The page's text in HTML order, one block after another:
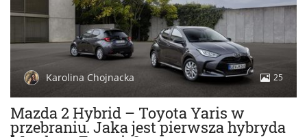
Mazda 2 Hybrid – Toyota Yaris w
przebraniu. Jaka jest pierwsza hybryda
Karolina Chojnacka 25